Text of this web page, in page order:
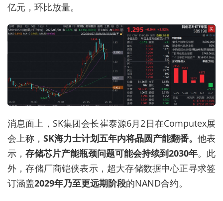
亿元，环比放量。
消息面上，SK集团会长崔泰源6月2日在Computex展
会上称， SK海力士计划五年内将晶圆产能翻番。 他表
示， 存储芯片产能瓶颈问题可能会持续到2030年。此
外，存储厂商铠侠表示，超大存储数据中心正寻求签
订涵盖2029年乃至更远期阶段的NAND合约。